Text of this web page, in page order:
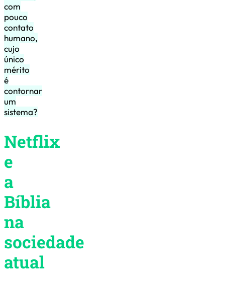
com
pouco
contato
humano,
cujo
único
mérito
é
contornar
um
sistema?
Netflix
e
a
Bíblia
na
sociedade
atual